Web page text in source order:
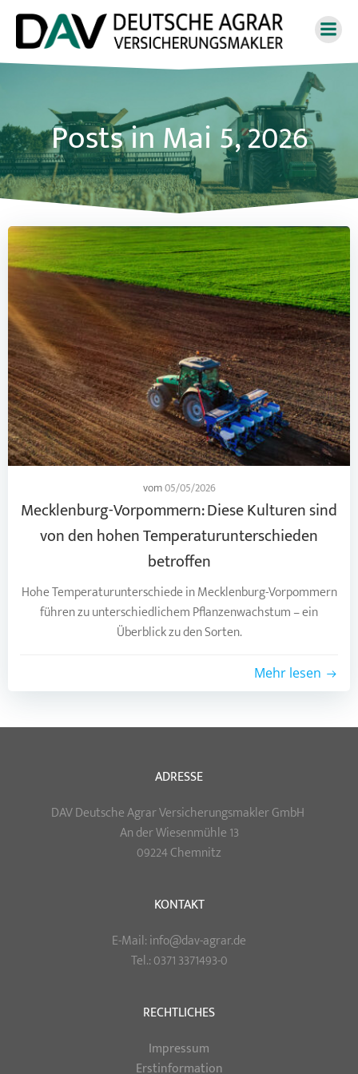
Zum
Inhalt
springen
Posts in Mai 5, 2026
vom05/05/2026
Mecklenburg-Vorpommern: Diese Kulturen sind
von den hohen Temperaturunterschieden
betroffen
Hohe Temperaturunterschiede in Mecklenburg-Vorpommern
führen zu unterschiedlichem Pflanzenwachstum – ein
Überblick zu den Sorten.
Mehr lesen
ADRESSE
DAV Deutsche Agrar Versicherungsmakler GmbH
An der Wiesenmühle 13
09224 Chemnitz
KONTAKT
E-Mail: info@dav-agrar.de
Tel.: 0371 3371493-0
RECHTLICHES
Impressum
Erstinformation